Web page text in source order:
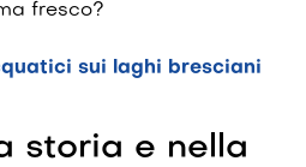
fresco?
sui laghi bresciani
storia e nella